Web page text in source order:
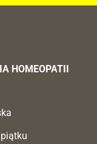
HOMEOPATII